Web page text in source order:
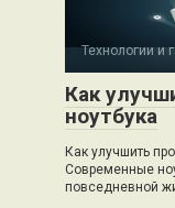
Технологии и
Как
ноутбука
Как улучшить
Современные
повседневной